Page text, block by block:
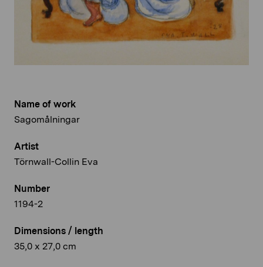
Name of work
Sagomålningar
Artist
Törnwall-Collin Eva
Number
1194-2
Dimensions / length
35,0 x 27,0 cm